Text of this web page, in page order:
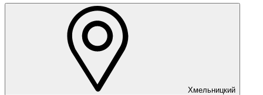
Хмельницкий